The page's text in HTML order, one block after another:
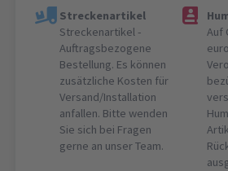
Streckenartikel
Streckenartikel -
Auftragsbezogene
Bestellung. Es können
zusätzliche Kosten für
Versand/Installation
anfallen. Bitte wenden
Sie sich bei Fragen
gerne an unser Team.
Auf